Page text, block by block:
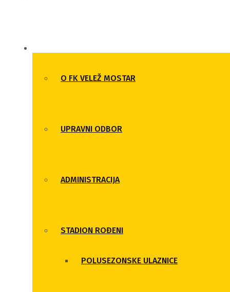
O FK VELEŽ MOSTAR
UPRAVNI ODBOR
ADMINISTRACIJA
STADION ROĐENI
POLUSEZONSKE ULAZNICE